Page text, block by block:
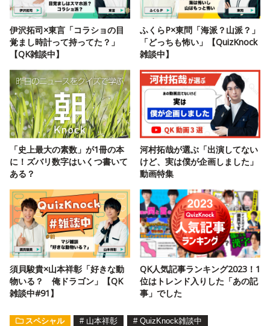
伊沢拓司×東言「コラショの目
覚まし時計って持ってた？」
【QK雑談中】
ふくらP×東問「海派？山派？」
「どっちも怖い」【QuizKnock
雑談中】
「史上最大の素数」が1冊の本
に！ズバリ数字はいくつ書いて
ある？
河村拓哉が選ぶ「出演してない
けど、実は僕が企画しました」
動画特集
須貝駿貴×山本祥彰「好きな動
物いる？ 俺ドラゴン」【QK
雑談中#91】
QK人気記事ランキング2023！1
位はトレンド入りした「あの記
事」でした
スペシャル # 山本祥彰 # QuizKnock雑談中